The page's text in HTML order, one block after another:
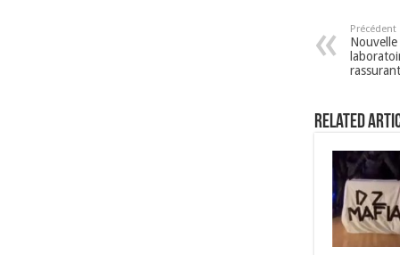
Précédent
rassurant
Related